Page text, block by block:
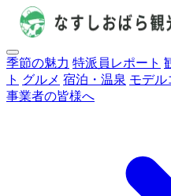
季節の魅力 特派員レポート
ト グルメ 宿泊・温泉 モデル
事業者の皆様へ